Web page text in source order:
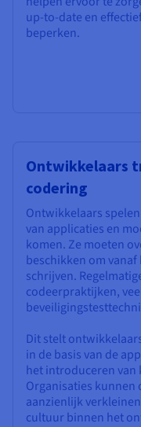
up-to-date en
beperken.
Ontwikkelaars
codering
Ontwikkelaars
van applicaties en
komen. Ze moeten
beschikken om
schrijven.
codeerpraktijken,
Dit stelt
in de basis van de
het introduceren
Organisaties kunnen
aanzienlijk
cultuur binnen het